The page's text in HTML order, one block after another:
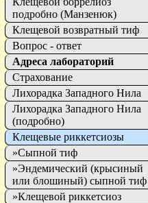
подробно (Манзенюк)
Клещевой возвратный тиф
Вопрос - ответ
Адреса лабораторий
Страхование
Лихорадка Западного Нила
Лихорадка Западного Нила
(подробно)
Клещевые риккетсиозы
»Сыпной тиф
»Эндемический (крысиный
или блошиный) сыпной тиф
»Клещевой риккетсиоз